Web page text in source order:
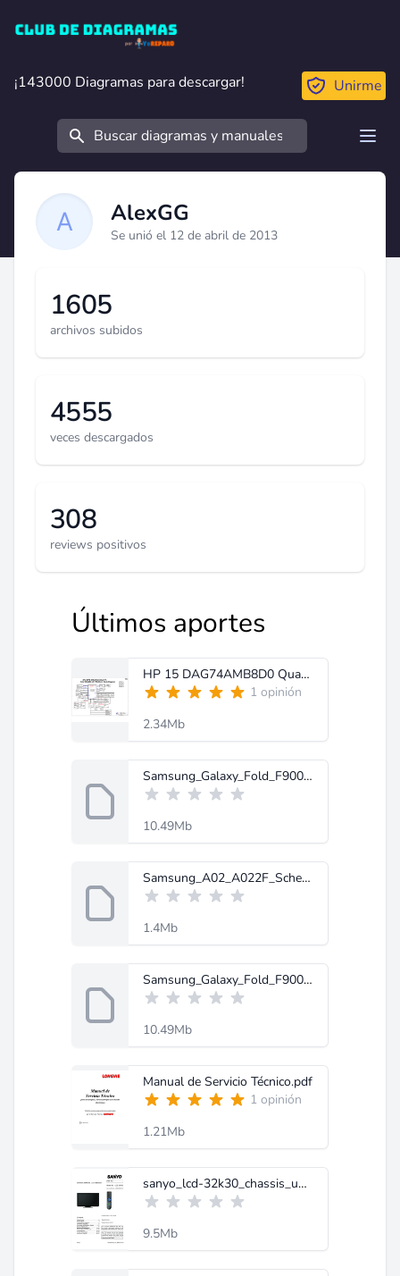
Club de Diagramas
¡143000 Diagramas para descargar!
¡143000 Diagramas para descargar! Unirme
Buscar
AlexGG
Se unió el 12 de abril de 2013
1605
archivos subidos
4555
veces descargados
308
reviews positivos
Últimos aportes
HP 15 DAG74AMB8D0 Quanta G74A.pdf
1 opinión
2.34Mb
Samsung_Galaxy_Fold_F900J_Service_Manual_Schematic-MobileRdx.com (1).rar
10.49Mb
Samsung_A02_A022F_Schematic- MobileRdx.com.rar
1.4Mb
Samsung_Galaxy_Fold_F900J_Service_Manual_Schematic-MobileRdx.com.rar
10.49Mb
Manual de Servicio Técnico.pdf
1 opinión
1.21Mb
sanyo_lcd-32k30_chassis_uh4-b.pdf
9.5Mb